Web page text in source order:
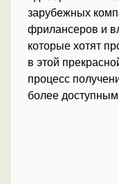
зарубежных
фрилансеров и
которые хотят
в этой
процесс
более